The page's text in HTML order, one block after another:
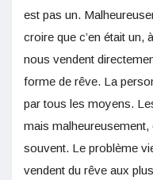
est pas un.
croire que c’en était
nous vendent
forme de rêve. La
par tous les moyens.
mais
souvent. Le problème
vendent du rêve aux